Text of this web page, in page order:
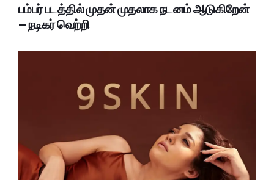
பம்பர் படத்தில் முதன் முதலாக நடனம் ஆடுகிறேன்
– நடிகர் வெற்றி